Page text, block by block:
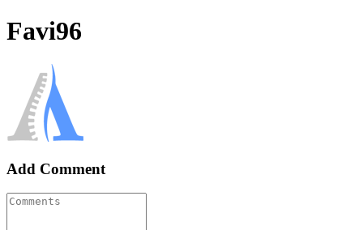
Favi96
Add Comment